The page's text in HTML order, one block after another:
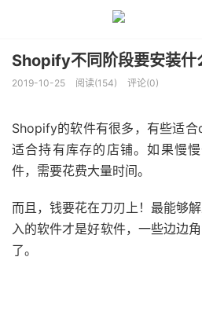
Shopify不同阶段要安装什
2019-10-25 阅读(154) 评论(0)
Shopify的软件有很多，有些适
适合持有库存的店铺。如果慢
件，需要花费大量时间。
而且，钱要花在刀刃上！最能够
入的软件才是好软件，一些边边
了。